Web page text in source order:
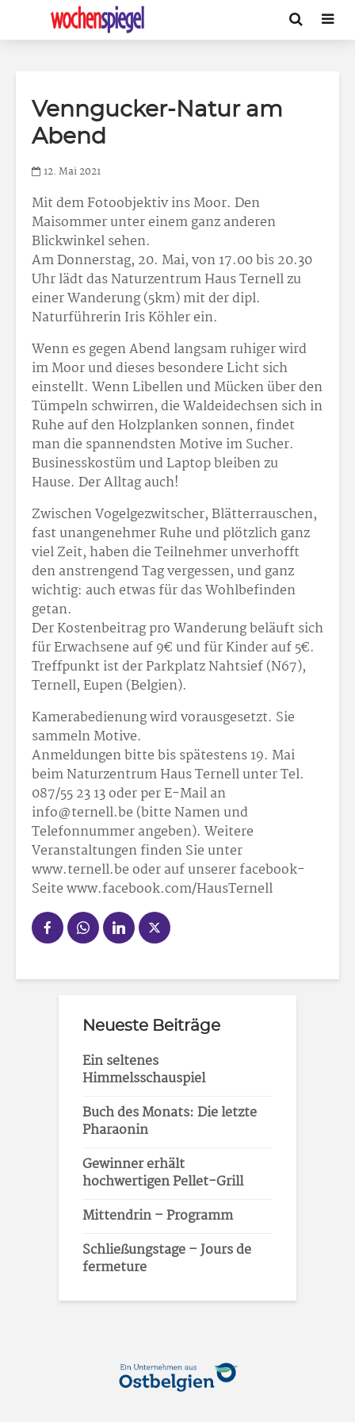
Venngucker-Natur am
Abend
12. Mai 2021
Mit dem Fotoobjektiv ins Moor. Den
Maisommer unter einem ganz anderen
Blickwinkel sehen.
Am Donnerstag, 20. Mai, von 17.00 bis 20.30
Uhr lädt das Naturzentrum Haus Ternell zu
einer Wanderung (5km) mit der dipl.
Naturführerin Iris Köhler ein.
Wenn es gegen Abend langsam ruhiger wird
im Moor und dieses besondere Licht sich
einstellt. Wenn Libellen und Mücken über den
Tümpeln schwirren, die Waldeidechsen sich in
Ruhe auf den Holzplanken sonnen, findet
man die spannendsten Motive im Sucher.
Businesskostüm und Laptop bleiben zu
Hause. Der Alltag auch!
Zwischen Vogelgezwitscher, Blätterrauschen,
fast unangenehmer Ruhe und plötzlich ganz
viel Zeit, haben die Teilnehmer unverhofft
den anstrengend Tag vergessen, und ganz
wichtig: auch etwas für das Wohlbefinden
getan.
Der Kostenbeitrag pro Wanderung beläuft sich
für Erwachsene auf 9€ und für Kinder auf 5€.
Treffpunkt ist der Parkplatz Nahtsief (N67),
Ternell, Eupen (Belgien).
Kamerabedienung wird vorausgesetzt. Sie
sammeln Motive.
Anmeldungen bitte bis spätestens 19. Mai
beim Naturzentrum Haus Ternell unter Tel.
087/55 23 13 oder per E-Mail an
info@ternell.be (bitte Namen und
Telefonnummer angeben). Weitere
Veranstaltungen finden Sie unter
www.ternell.be oder auf unserer facebook-
Seite www.facebook.com/HausTernell
Neueste Beiträge
Ein seltenes
Himmelsschauspiel
Buch des Monats: Die letzte
Pharaonin
Gewinner erhält
hochwertigen Pellet-Grill
Mittendrin – Programm
Schließungstage – Jours de
fermeture